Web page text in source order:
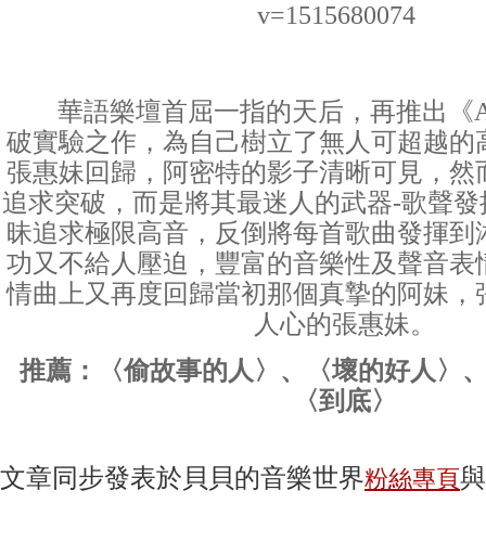
華語樂壇首屈一指的天后，再推出《
破實驗之作，為自己樹立了無人可超越的
張惠妹回歸，阿密特的影子清晰可見，然
追求突破，而是將其最迷人的武器-歌聲
昧追求極限高音，反倒將每首歌曲發揮到
功又不給人壓迫，豐富的音樂性及聲音表
情曲上又再度回歸當初那個真摯的阿妹，
人心的張惠妹。
推薦：〈偷故事的人〉、〈壞的好人〉
〈到底〉
文章同步發表於貝貝的音樂世界粉絲專頁與